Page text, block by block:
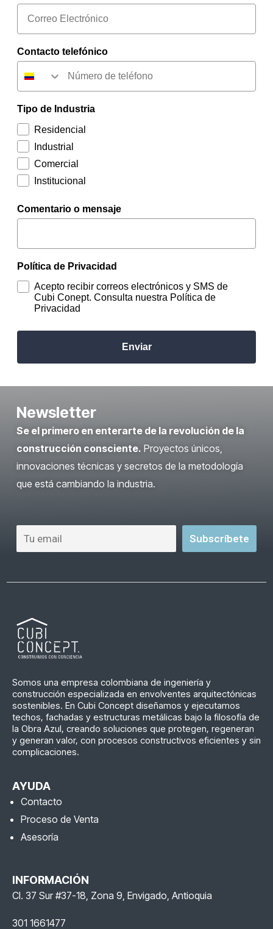
Contacto telefónico
Tipo de Industria
Residencial
Industrial
Comercial
Institucional
Comentario o mensaje
Política de Privacidad
Acepto recibir correos electrónicos y SMS de
Cubi Conept. Consulta nuestra Política de
Privacidad
Enviar
Newsletter
Se el primero en enterarte de la revolución de la
construcción consciente. Proyectos únicos,
innovaciones técnicas y secretos de la metodología
que está cambiando la industria.
Somos una empresa colombiana de ingeniería y
construcción especializada en envolventes arquitectónicas
sostenibles. En Cubi Concept diseñamos y ejecutamos
techos, fachadas y estructuras metálicas bajo la filosofía de
la Obra Azul, creando soluciones que protegen, regeneran
y generan valor, con procesos constructivos eficientes y sin
complicaciones.
AYUDA
Contacto
Proceso de Venta
Asesoría
INFORMACIÓN
Cl. 37 Sur #37-18, Zona 9, Envigado, Antioquia
301 1661477